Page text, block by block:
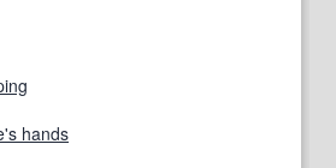
hands